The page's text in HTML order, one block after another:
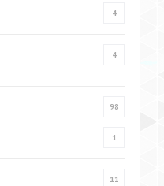
4
4
98
1
11